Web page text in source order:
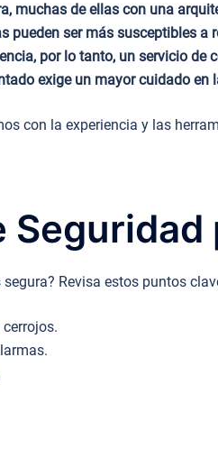
muchas de ellas con una
pueden ser más susceptibles
por lo tanto, un servicio de
exige un mayor cuidado en
con la experiencia y las
Seguridad
Revisa estos puntos